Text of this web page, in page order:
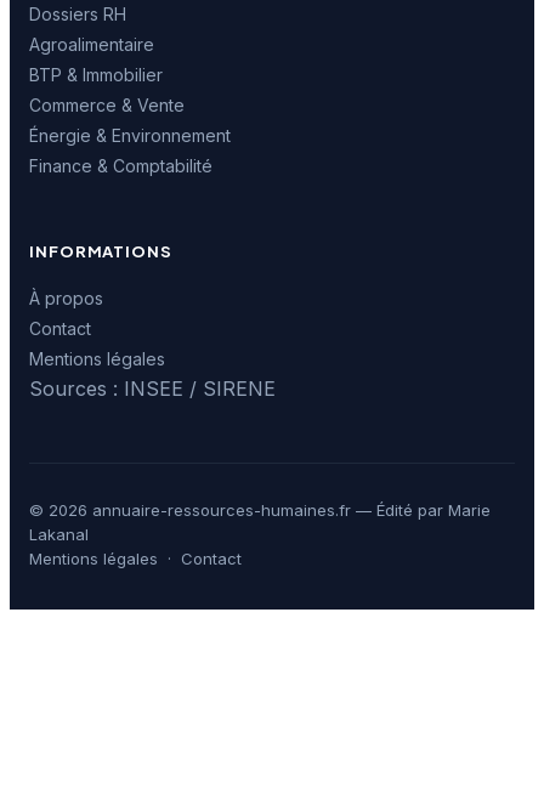
Dossiers RH
Agroalimentaire
BTP & Immobilier
Commerce & Vente
Énergie & Environnement
Finance & Comptabilité
INFORMATIONS
À propos
Contact
Mentions légales
Sources : INSEE / SIRENE
© 2026 annuaire-ressources-humaines.fr — Édité par Marie
Lakanal
Mentions légales · Contact